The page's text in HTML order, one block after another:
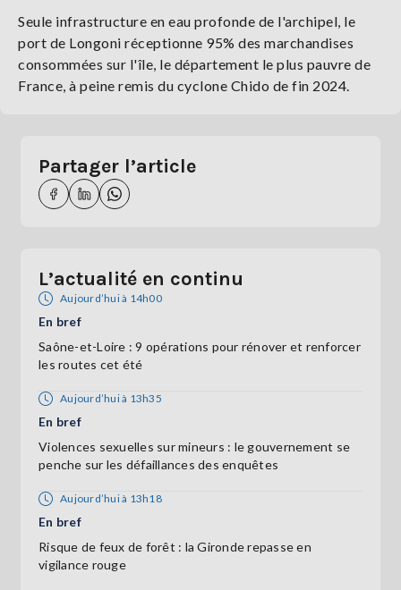
Seule infrastructure en eau profonde de l'archipel, le
port de Longoni réceptionne 95% des marchandises
consommées sur l'île, le département le plus pauvre de
France, à peine remis du cyclone Chido de fin 2024.
Partager l’article
L’actualité en continu
Aujourd’hui à 14h00
En bref
Saône-et-Loire : 9 opérations pour rénover et renforcer
les routes cet été
Aujourd’hui à 13h35
En bref
Violences sexuelles sur mineurs : le gouvernement se
penche sur les défaillances des enquêtes
Aujourd’hui à 13h18
En bref
Risque de feux de forêt : la Gironde repasse en
vigilance rouge